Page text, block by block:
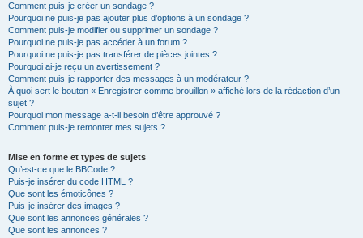
Comment puis-je créer un sondage ?
Pourquoi ne puis-je pas ajouter plus d’options à un sondage ?
Comment puis-je modifier ou supprimer un sondage ?
Pourquoi ne puis-je pas accéder à un forum ?
Pourquoi ne puis-je pas transférer de pièces jointes ?
Pourquoi ai-je reçu un avertissement ?
Comment puis-je rapporter des messages à un modérateur ?
À quoi sert le bouton « Enregistrer comme brouillon » affiché lors de la rédaction d’un
sujet ?
Pourquoi mon message a-t-il besoin d’être approuvé ?
Comment puis-je remonter mes sujets ?
Mise en forme et types de sujets
Qu’est-ce que le BBCode ?
Puis-je insérer du code HTML ?
Que sont les émoticônes ?
Puis-je insérer des images ?
Que sont les annonces générales ?
Que sont les annonces ?